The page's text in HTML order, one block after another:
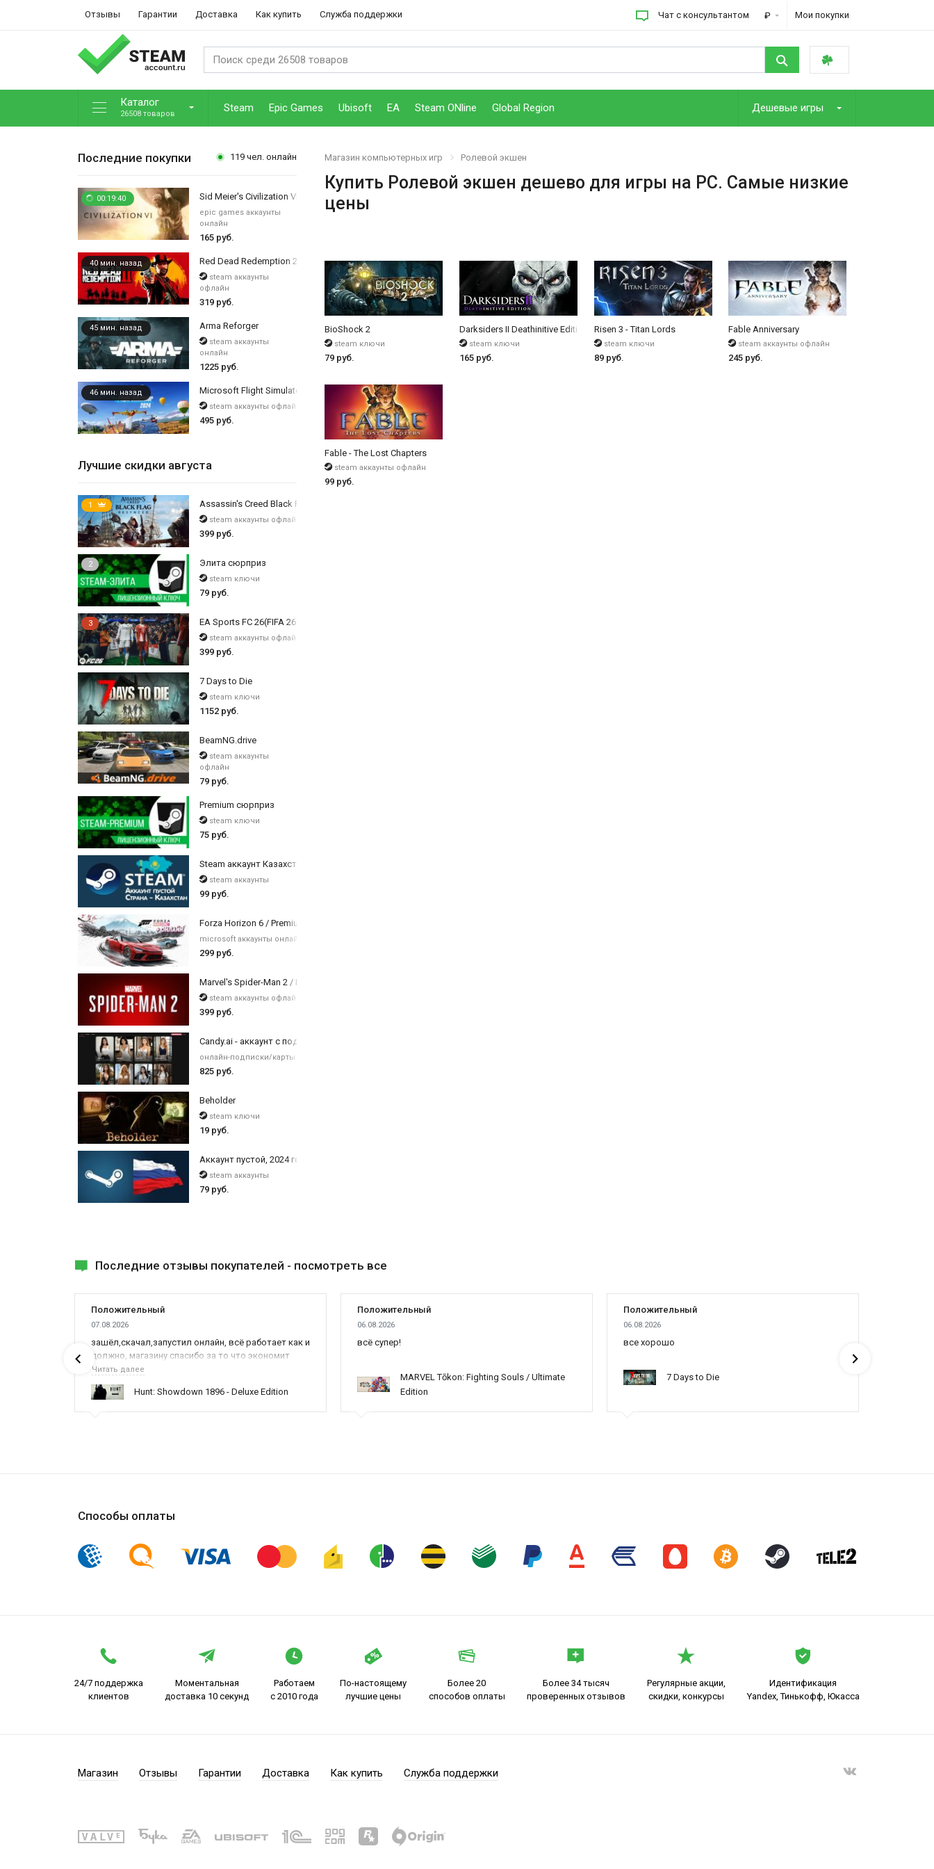
Отзывы Гарантии Доставка Как купить Служба поддержки Чат с консультантом ₽ Мои покупки
Каталог
26508 товаров Steam Epic Games Ubisoft EA Steam ONline Global Region Дешевые игры
Последние покупки 119 чел. онлайн
00:19:40 Sid Meier's Civilization VI
epic games аккаунты
онлайн
165 руб.
40 мин. назад Red Dead Redemption 2
steam аккаунты
офлайн
319 руб.
45 мин. назад Arma Reforger
steam аккаунты
онлайн
1225 руб.
46 мин. назад Microsoft Flight Simulator 2024 / Aviator Edition
steam аккаунты офлайн
495 руб.
Лучшие скидки августа
1 Assassin's Creed Black Flag Resynced / Deluxe Edition
steam аккаунты офлайн
399 руб.
2 Элита сюрприз
steam ключи
79 руб.
3 EA Sports FC 26(FIFA 26) / Издание Ultimate
steam аккаунты офлайн
399 руб.
7 Days to Die
steam ключи
1152 руб.
BeamNG.drive
steam аккаунты
офлайн
79 руб.
Premium сюрприз
steam ключи
75 руб.
Steam аккаунт Казахстан - Новый пустой
steam аккаунты
99 руб.
Forza Horizon 6 / Premium Edition + Онлайн
microsoft аккаунты онлайн
299 руб.
Marvel's Spider-Man 2 / Digital Deluxe Edition
steam аккаунты офлайн
399 руб.
Candy.ai - аккаунт с подпиской "Premium" на 1 месяц
онлайн-подписки/карты оплаты
825 руб.
Beholder
steam ключи
19 руб.
Аккаунт пустой, 2024 года регистрации. Регион Россия
steam аккаунты
79 руб.
Магазин компьютерных игр Ролевой экшен
Купить Ролевой экшен дешево для игры на PC. Самые низкие
цены
BioShock 2
steam ключи
79 руб.
Darksiders II Deathinitive Edition
steam ключи
165 руб.
Risen 3 - Titan Lords
steam ключи
89 руб.
Fable Anniversary
steam аккаунты офлайн
245 руб.
Fable - The Lost Chapters
steam аккаунты офлайн
99 руб.
Последние отзывы покупателей - посмотреть все
Положительный
07.08.2026
зашёл,скачал,запустил онлайн, всё работает как и
должно, магазину спасибо за то что экономит
наше время,нервы и деньги, ребята вы красава
всех только вы и оказываете помощь
Читать далее
Hunt: Showdown 1896 - Deluxe Edition
Положительный
06.08.2026
всё супер!
MARVEL Tōkon: Fighting Souls / Ultimate
Edition
Положительный
06.08.2026
все хорошо
7 Days to Die
Способы оплаты
24/7 поддержка
клиентов
Моментальная
доставка 10 секунд
Работаем
с 2010 года
По-настоящему
лучшие цены
Более 20
способов оплаты
Более 34 тысяч
проверенных отзывов
Регулярные акции,
скидки, конкурсы
Идентификация
Yandex, Тинькофф, Юкасса
Магазин Отзывы Гарантии Доставка Как купить Служба поддержки